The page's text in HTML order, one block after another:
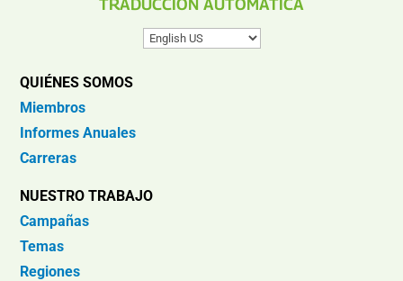
QUIÉNES SOMOS
Miembros
Informes Anuales
Carreras
NUESTRO TRABAJO
Campañas
Temas
Regiones